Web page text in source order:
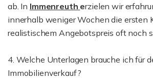
ab. In Immenreuth erzielen wir
innerhalb weniger Wochen die ersten
realistischem Angebotspreis oft noch
4. Welche Unterlagen brauche ich für
Immobilienverkauf?